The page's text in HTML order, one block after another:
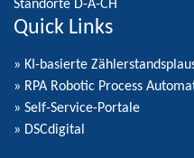
Standorte D-A-CH
Quick Links
» KI-basierte
» RPA Robotic Process
» Self-Service-Portale
» DSCdigital